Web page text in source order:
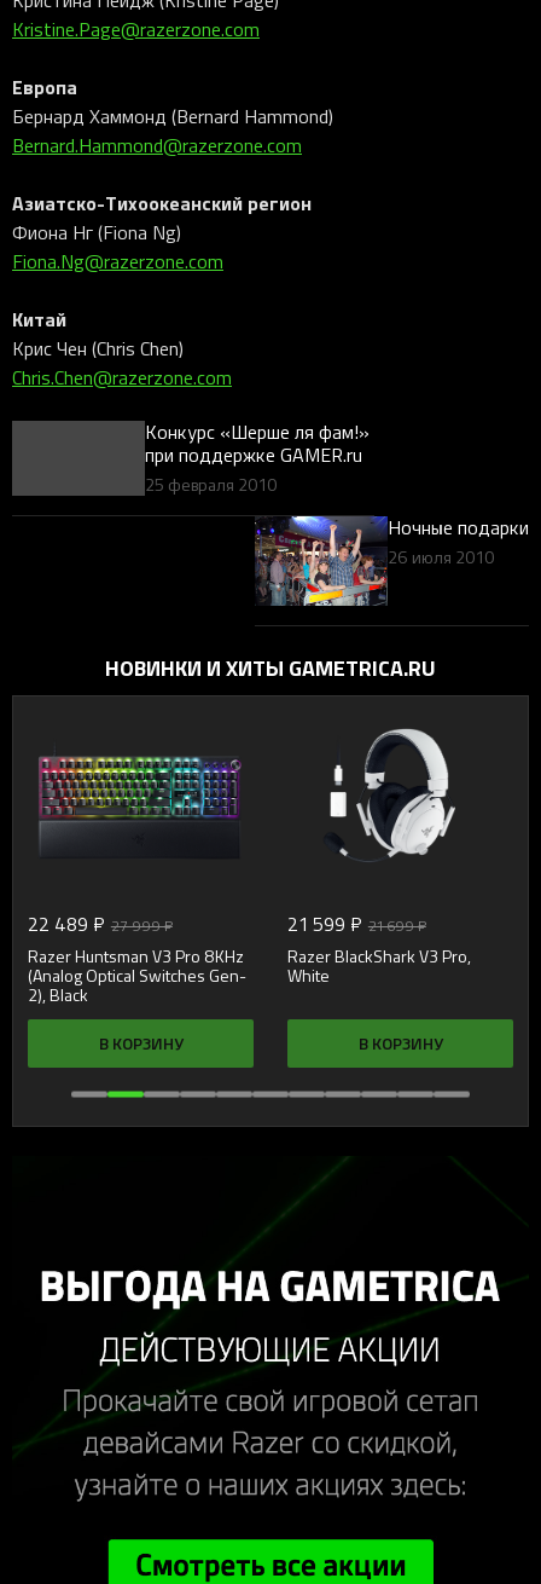
Kristine.Page@razerzone.com
Европа
Бернард Хаммонд (Bernard Hammond)
Bernard.Hammond@razerzone.com
Азиатско-Тихоокеанский регион
Фиона Нг (Fiona Ng)
Fiona.Ng@razerzone.com
Китай
Крис Чен (Chris Chen)
Chris.Chen@razerzone.com
Конкурс «Шерше ля фам!»
при поддержке GAMER.ru
25 февраля 2010
Ночные подарки
26 июля 2010
НОВИНКИ И ХИТЫ GAMETRICA.RU
22 489 ₽ 27 999 ₽
Razer Huntsman V3 Pro 8KHz
(Analog Optical Switches Gen-
2), Black
В КОРЗИНУ
21 599 ₽ 21 699 ₽
Razer BlackShark V3 Pro,
White
В КОРЗИНУ